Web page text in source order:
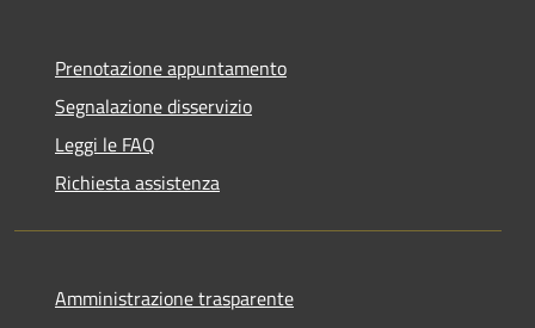
Prenotazione appuntamento
Segnalazione disservizio
Leggi le FAQ
Richiesta assistenza
Amministrazione trasparente